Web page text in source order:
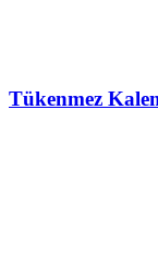
Tükenmez